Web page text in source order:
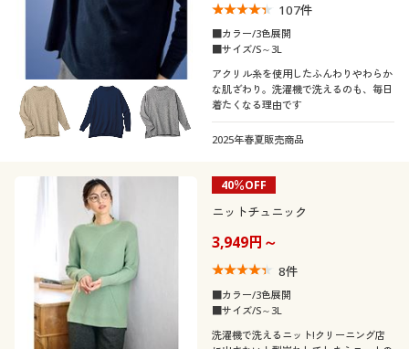
107件
■カラー/3色展開
■サイズ/S～3L
アクリル糸を使用したふんわりやわらか
な肌ざわり。洗濯機で洗えるのも、毎日
着たくなる理由です
2025年春夏販売商品
40％OFF
ニットチュニック
3,949円～
8件
■カラー/3色展開
■サイズ/S～3L
洗濯機で洗えるニット!クリーニング店